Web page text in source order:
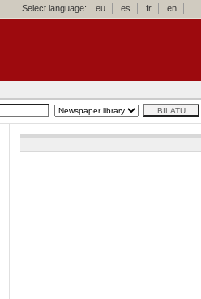
Select language: eu es fr en